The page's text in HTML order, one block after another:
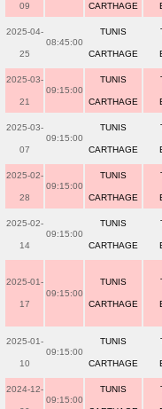
09 CARTHAGE
2025-04-
25
08:45:00
TUNIS
CARTHAGE
2025-03-
21
09:15:00
TUNIS
CARTHAGE
2025-03-
07
09:15:00
TUNIS
CARTHAGE
2025-02-
28
09:15:00
TUNIS
CARTHAGE
2025-02-
14
09:15:00
TUNIS
CARTHAGE
2025-01-
17
09:15:00
TUNIS
CARTHAGE
2025-01-
10
09:15:00
TUNIS
CARTHAGE
2024-12-
09:15:00
TUNIS